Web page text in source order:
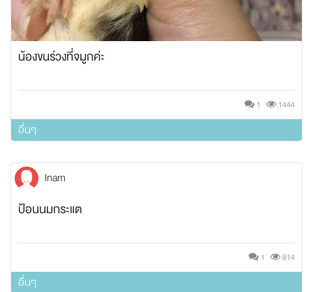
น้องขนร่วงที่จมูกค่ะ
1 1444
อื่นๆ
Inam
ป้อนนมกระแต
1 814
อื่นๆ